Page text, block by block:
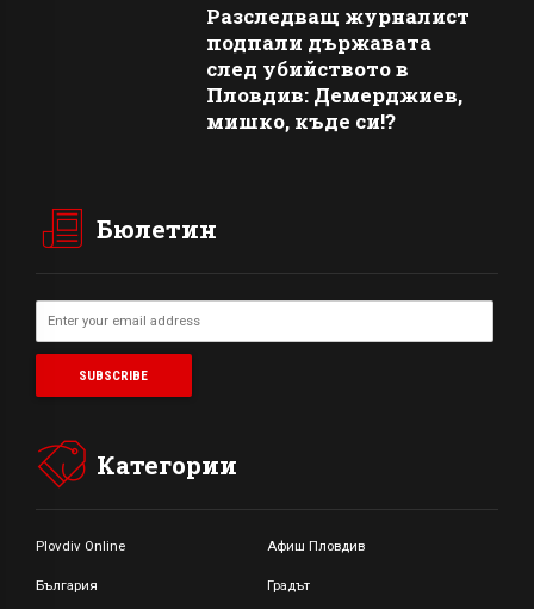
Разследващ журналист
подпали държавата
след убийството в
Пловдив: Демерджиев,
мишко, къде си!?
Бюлетин
Категории
Plovdiv Online Афиш Пловдив
България Градът